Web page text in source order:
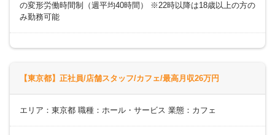
の変形労働時間制（週平均40時間） ※22時以降は18歳以上の方の
み勤務可能
【東京都】正社員/店舗スタッフ/カフェ/最高月収26万円
エリア：東京都 職種：ホール・サービス 業態：カフェ